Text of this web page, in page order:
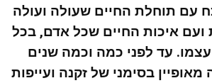
עם תוחלת החיים שעולה ועולה
ועם איכות החיים שכל אדם, בכל
עד לפני כמה וכמה שנים
בסימני של זקנה ועייפות